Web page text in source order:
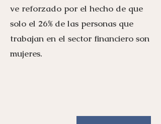
ve reforzado por el hecho de que
solo el 26% de las personas que
trabajan en el sector financiero son
mujeres.